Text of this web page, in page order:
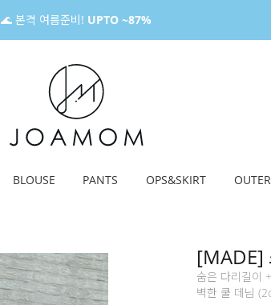
🌊 본격 여름준비! UPTO ~87%
BLOUSE PANTS OPS&SKIRT OUTER
[MADE]
숨은 다리길이
벽한 쿨 데님